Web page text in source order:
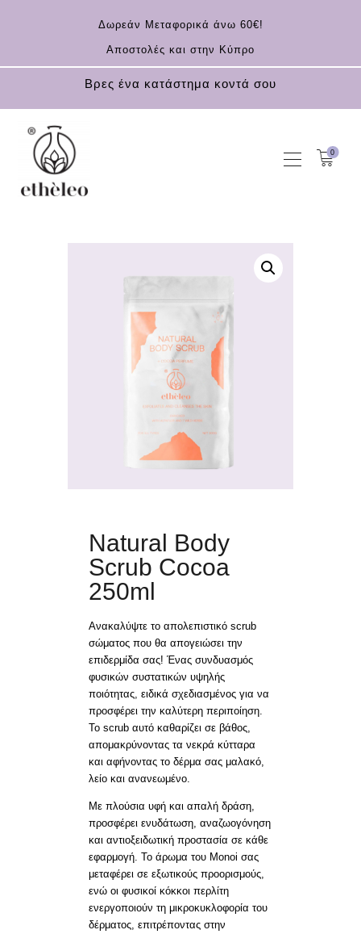
Δωρεάν Μεταφορικά άνω 60€!
Αποστολές και στην Κύπρο
Βρες ένα κατάστημα κοντά σου
0
ΑΡΧΙΚΗ
ΑΝΤΗΛΙΑΚΆ
ΑΙΘΕΡΙΑ ΕΛΑΙΑ
ΕΠΙΚΟΙΝΩΝΙΑ
Natural Body
Scrub Cocoa
250ml
Ανακαλύψτε το απολεπιστικό scrub
σώματος που θα απογειώσει την
επιδερμίδα σας! Ένας συνδυασμός
φυσικών συστατικών υψηλής
ποιότητας, ειδικά σχεδιασμένος για να
προσφέρει την καλύτερη περιποίηση.
Το scrub αυτό καθαρίζει σε βάθος,
απομακρύνοντας τα νεκρά κύτταρα
και αφήνοντας το δέρμα σας μαλακό,
λείο και ανανεωμένο.
Με πλούσια υφή και απαλή δράση,
προσφέρει ενυδάτωση, αναζωογόνηση
και αντιοξειδωτική προστασία σε κάθε
εφαρμογή. Το άρωμα του Monoi σας
μεταφέρει σε εξωτικούς προορισμούς,
ενώ οι φυσικοί κόκκοι περλίτη
ενεργοποιούν τη μικροκυκλοφορία του
δέρματος, επιτρέποντας στην